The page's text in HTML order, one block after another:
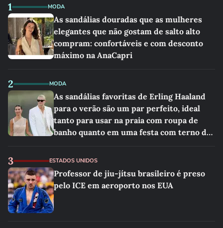
1 MODA
As sandálias douradas que as mulheres
elegantes que não gostam de salto alto
compram: confortáveis e com desconto
máximo na AnaCapri
2 MODA
As sandálias favoritas de Erling Haaland
para o verão são um par perfeito, ideal
tanto para usar na praia com roupa de
banho quanto em uma festa com terno de
3 ESTADOS UNIDOS
Professor de jiu-jítsu brasileiro é preso
pelo ICE em aeroporto nos EUA